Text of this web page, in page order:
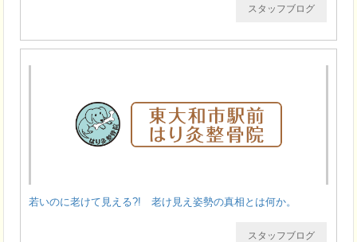
スタッフブログ
若いのに老けて見える?! 老け見え姿勢の真相とは何か。
スタッフブログ